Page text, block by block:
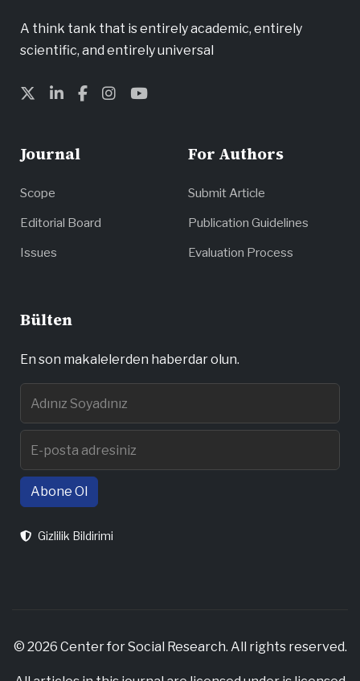
A think tank that is entirely academic, entirely
scientific, and entirely universal
Journal
Scope
Editorial Board
Issues
For Authors
Submit Article
Publication Guidelines
Evaluation Process
Bülten
En son makalelerden haberdar olun.
Abone Ol
Gizlilik Bildirimi
© 2026 Center for Social Research. All rights reserved.